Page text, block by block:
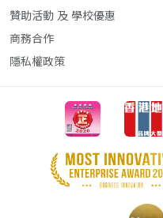
贊助活動 及 學校優惠
商務合作
隱私權政策